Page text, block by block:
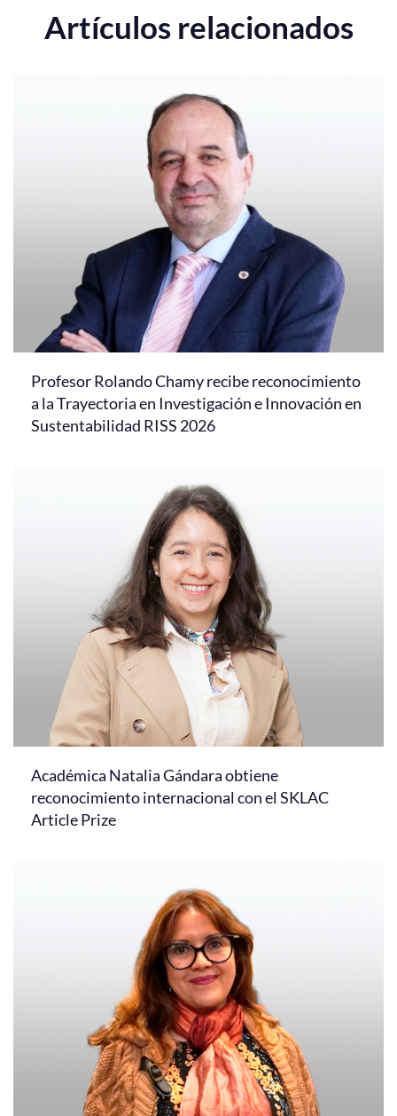
Artículos relacionados
Profesor Rolando Chamy recibe reconocimiento
a la Trayectoria en Investigación e Innovación en
Sustentabilidad RISS 2026
Académica Natalia Gándara obtiene
reconocimiento internacional con el SKLAC
Article Prize